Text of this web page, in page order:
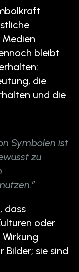
bleibt
die
und die
Symbolen ist
zu
dass
oder
Bilder; sie sind